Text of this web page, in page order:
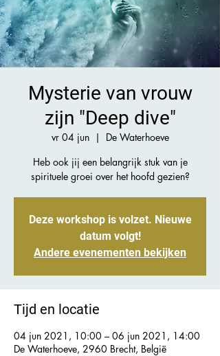
Mysterie van vrouw
zijn "Deep dive"
vr 04 jun
  |
De Waterhoeve
Heb ook jij een belangrijk stuk van je
spirituele groei over het hoofd gezien?
Deze workshop is volzet. Nieuwe
datum volgt!
Andere evenementen bekijken
Tijd en locatie
04 jun 2021, 10:00 – 06 jun 2021, 14:00
De Waterhoeve, 2960 Brecht, België